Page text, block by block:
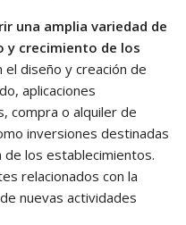
una amplia variedad de
y crecimiento de los
el diseño y creación de
aplicaciones
compra o alquiler de
inversiones destinadas
los establecimientos.
relacionados con la
nuevas actividades